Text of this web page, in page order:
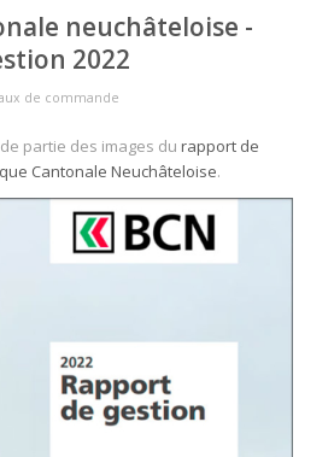
neuchâteloise -
2022
de commande
partie des images du rapport de
Cantonale Neuchâteloise.